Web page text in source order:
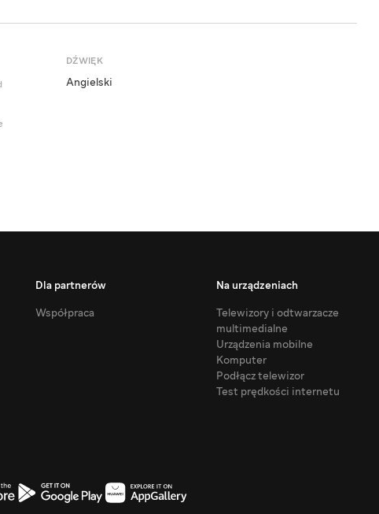
DŹWIĘK
Angielski
Dla partnerów
Współpraca
Na urządzeniach
Telewizory i odtwarzacze
multimedialne
Urządzenia mobilne
Komputer
Podłącz telewizor
Test prędkości internetu